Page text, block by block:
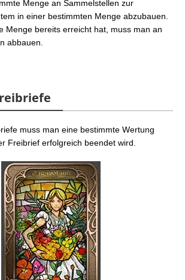
Menge an Sammelstellen zur
in einer bestimmten Menge abzubauen.
Menge bereits erreicht hat, muss man an
abbauen.
muss man eine bestimmte Wertung
Freibrief erfolgreich beendet wird.